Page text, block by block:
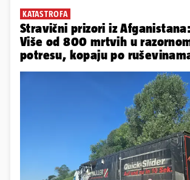
KATASTROFA
Stravični prizori iz Afganistana:
Više od 800 mrtvih u
potresu, kopaju po